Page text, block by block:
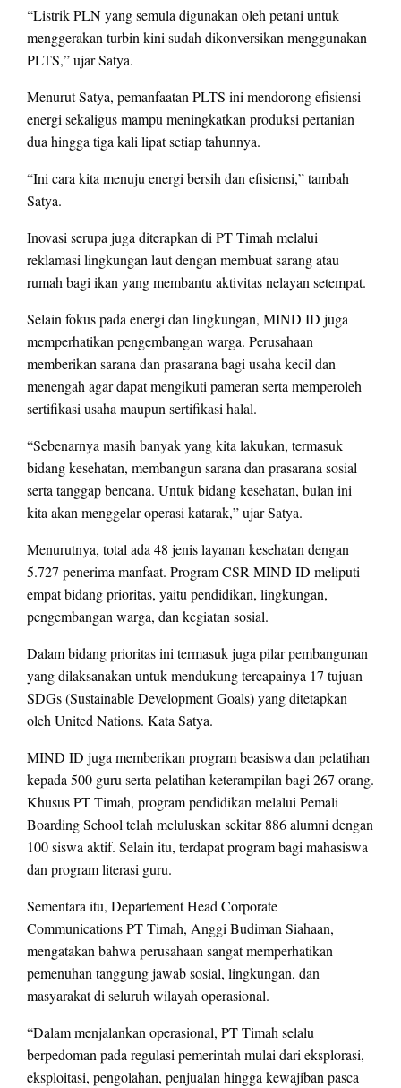
“Listrik PLN yang semula digunakan oleh petani untuk
menggerakan turbin kini sudah dikonversikan menggunakan
PLTS,” ujar Satya.
Menurut Satya, pemanfaatan PLTS ini mendorong efisiensi
energi sekaligus mampu meningkatkan produksi pertanian
dua hingga tiga kali lipat setiap tahunnya.
“Ini cara kita menuju energi bersih dan efisiensi,” tambah
Satya.
Inovasi serupa juga diterapkan di PT Timah melalui
reklamasi lingkungan laut dengan membuat sarang atau
rumah bagi ikan yang membantu aktivitas nelayan setempat.
Selain fokus pada energi dan lingkungan, MIND ID juga
memperhatikan pengembangan warga. Perusahaan
memberikan sarana dan prasarana bagi usaha kecil dan
menengah agar dapat mengikuti pameran serta memperoleh
sertifikasi usaha maupun sertifikasi halal.
“Sebenarnya masih banyak yang kita lakukan, termasuk
bidang kesehatan, membangun sarana dan prasarana sosial
serta tanggap bencana. Untuk bidang kesehatan, bulan ini
kita akan menggelar operasi katarak,” ujar Satya.
Menurutnya, total ada 48 jenis layanan kesehatan dengan
5.727 penerima manfaat. Program CSR MIND ID meliputi
empat bidang prioritas, yaitu pendidikan, lingkungan,
pengembangan warga, dan kegiatan sosial.
Dalam bidang prioritas ini termasuk juga pilar pembangunan
yang dilaksanakan untuk mendukung tercapainya 17 tujuan
SDGs (Sustainable Development Goals) yang ditetapkan
oleh United Nations. Kata Satya.
MIND ID juga memberikan program beasiswa dan pelatihan
kepada 500 guru serta pelatihan keterampilan bagi 267 orang.
Khusus PT Timah, program pendidikan melalui Pemali
Boarding School telah meluluskan sekitar 886 alumni dengan
100 siswa aktif. Selain itu, terdapat program bagi mahasiswa
dan program literasi guru.
Sementara itu, Departement Head Corporate
Communications PT Timah, Anggi Budiman Siahaan,
mengatakan bahwa perusahaan sangat memperhatikan
pemenuhan tanggung jawab sosial, lingkungan, dan
masyarakat di seluruh wilayah operasional.
“Dalam menjalankan operasional, PT Timah selalu
berpedoman pada regulasi pemerintah mulai dari eksplorasi,
eksploitasi, pengolahan, penjualan hingga kewajiban pasca